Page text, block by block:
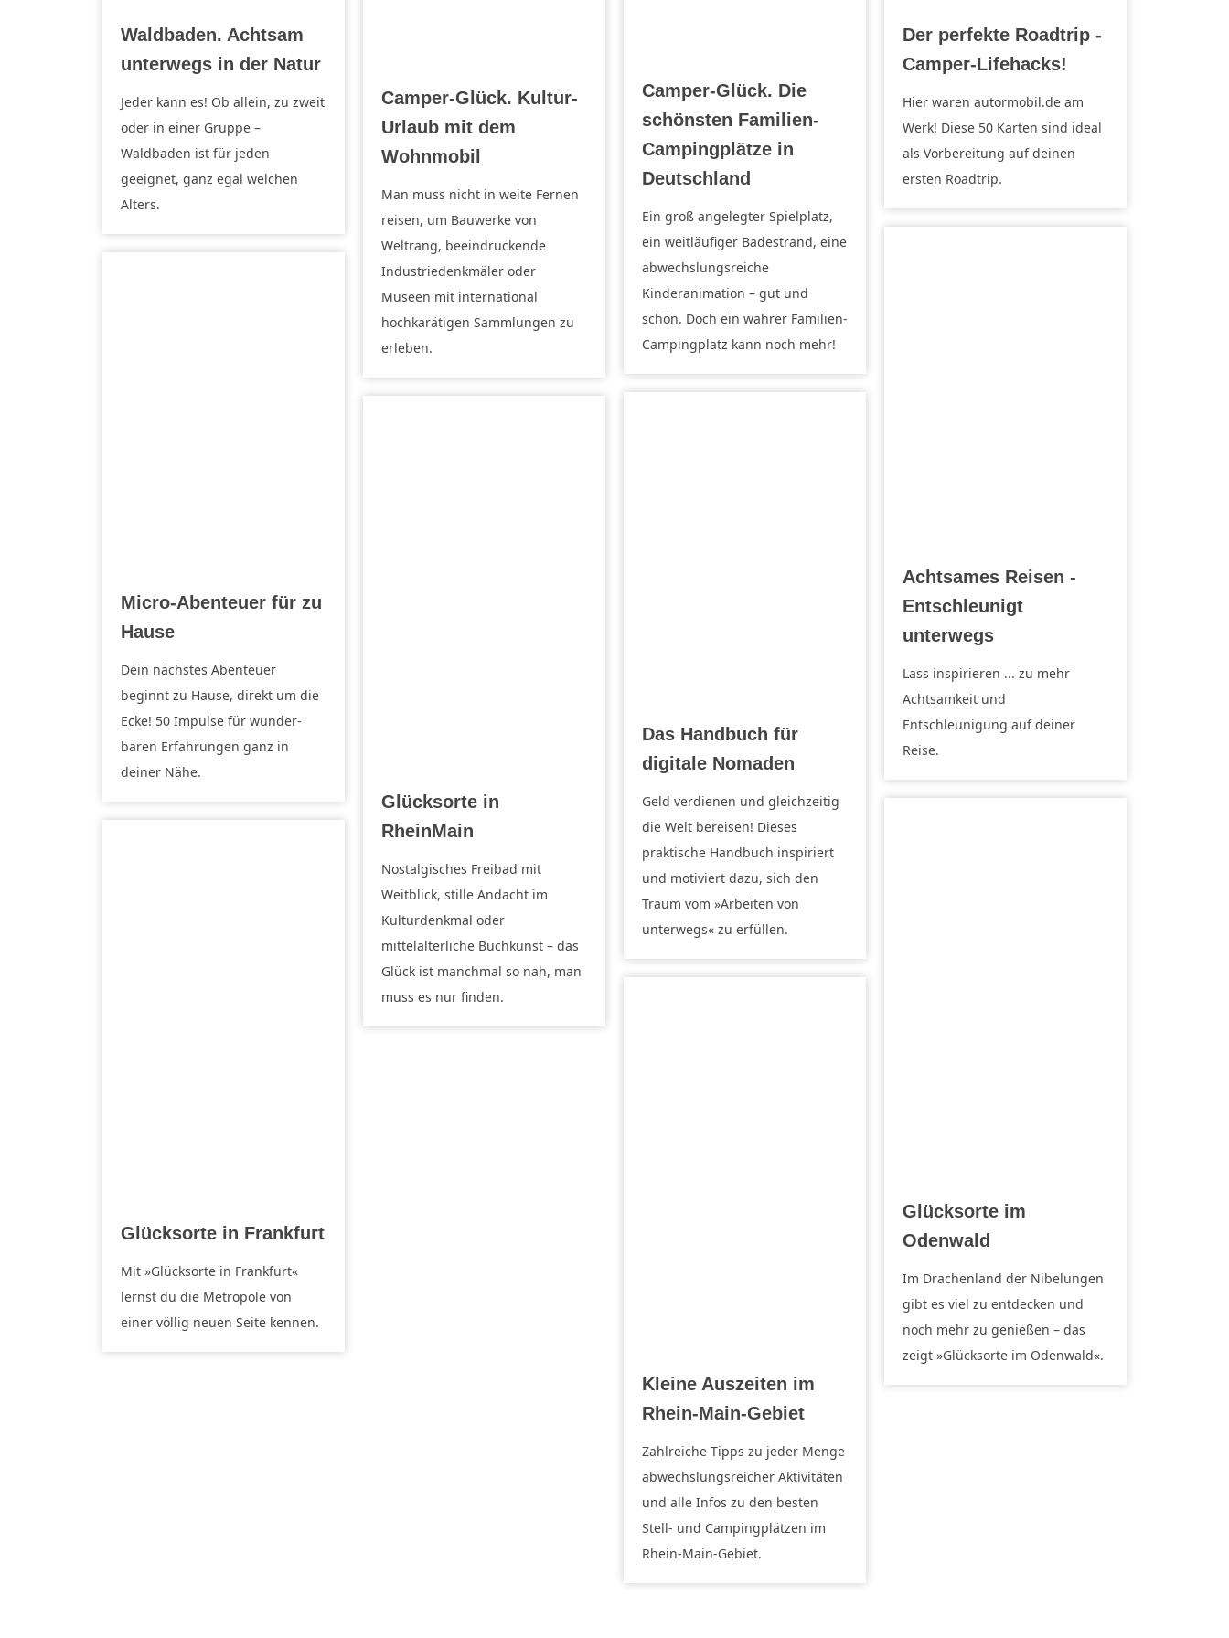
Waldbaden. Achtsam
unterwegs in der Natur
Jeder kann es! Ob allein, zu zweit
oder in einer Gruppe –
Waldbaden ist für jeden
geeignet, ganz egal welchen
Alters.
Micro-Abenteuer für zu
Hause
Dein nächstes Abenteuer
beginnt zu Hause, direkt um die
Ecke! 50 Impulse für wunder­
baren Erfahrungen ganz in
deiner Nähe.
Glücksorte in Frankfurt
Mit »Glücksorte in Frankfurt«
lernst du die Metropole von
einer völlig neuen Seite kennen.
Camper-Glück. Kultur-
Urlaub mit dem
Wohnmobil
Man muss nicht in weite Fernen
reisen, um Bauwerke von
Weltrang, beeindruckende
Industriedenkmäler oder
Museen mit international
hochkarätigen Sammlungen zu
erleben.
Glücksorte in
RheinMain
Nostalgisches Freibad mit
Weitblick, stille Andacht im
Kulturdenkmal oder
mittelalterliche Buchkunst – das
Glück ist manchmal so nah, man
muss es nur finden.
Camper-Glück. Die
schönsten Familien-
Campingplätze in
Deutschland
Ein groß angelegter Spielplatz,
ein weitläufiger Badestrand, eine
abwechslungsreiche
Kinderanimation – gut und
schön. Doch ein wahrer Familien-
Campingplatz kann noch mehr!
Das Handbuch für
digitale Nomaden
Geld verdienen und gleichzeitig
die Welt bereisen! Dieses
praktische Handbuch inspiriert
und motiviert dazu, sich den
Traum vom »Arbeiten von
unterwegs« zu erfüllen.
Kleine Auszeiten im
Rhein-Main-Gebiet
Zahlreiche Tipps zu jeder Menge
abwechslungsreicher Aktivitäten
und alle Infos zu den besten
Stell- und Campingplätzen im
Rhein-Main-Gebiet.
Der perfekte Roadtrip -
Camper-Lifehacks!
Hier waren autormobil.de am
Werk! Diese 50 Karten sind ideal
als Vorbereitung auf deinen
ersten Roadtrip.
Achtsames Reisen -
Entschleunigt
unterwegs
Lass inspi­rieren ... zu mehr
Achtsamkeit und
Entschleunigung auf deiner
Reise.
Glücksorte im
Odenwald
Im Drachenland der Nibelungen
gibt es viel zu entdecken und
noch mehr zu genießen – das
zeigt »Glücksorte im Odenwald«.